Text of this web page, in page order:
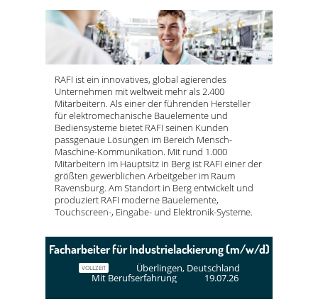
RAFI ist ein innovatives, global agierendes
Unternehmen mit weltweit mehr als 2.400
Mitarbeitern. Als einer der führenden Hersteller
für elektromechanische Bauelemente und
Bediensysteme bietet RAFI seinen Kunden
passgenaue Lösungen im Bereich Mensch-
Maschine-Kommunikation. Mit rund 1.000
Mitarbeitern im Hauptsitz in Berg ist RAFI einer der
größten gewerblichen Arbeitgeber im Raum
Ravensburg. Am Standort in Berg entwickelt und
produziert RAFI moderne Bauelemente,
Touchscreen-, Eingabe- und Elektronik-Systeme.
Facharbeiter für Industrielackierung (m/w/d)
VOLLZEIT Überlingen, Deutschland
Mit Berufserfahrung 19.07.26